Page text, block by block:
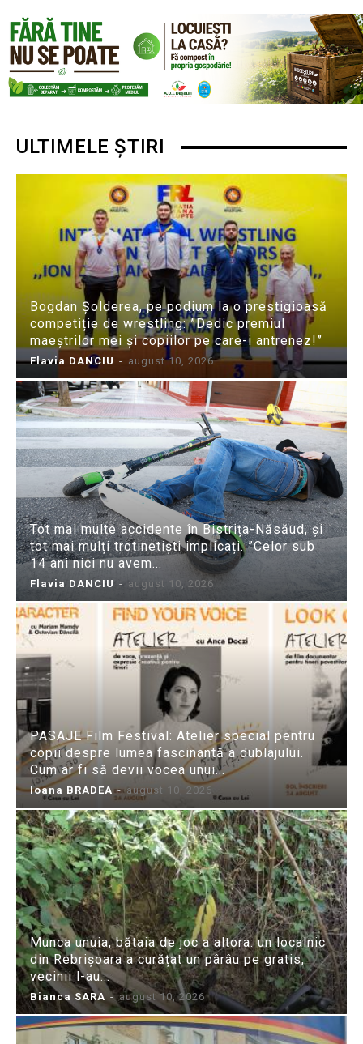
ULTIMELE ȘTIRI
Bogdan Șolderea, pe podium la o prestigioasă
competiție de wrestling: ”Dedic premiul
maeștrilor mei și copiilor pe care-i antrenez!”
Flavia DANCIU - august 10, 2026
Tot mai multe accidente în Bistrița-Năsăud, și
tot mai mulți trotinetiști implicați. ”Celor sub
14 ani nici nu avem...
Flavia DANCIU - august 10, 2026
PASAJE Film Festival: Atelier special pentru
copii despre lumea fascinantă a dublajului.
Cum ar fi să devii vocea unui...
Ioana BRADEA - august 10, 2026
Munca unuia, bătaia de joc a altora: un localnic
din Rebrișoara a curățat un pârâu pe gratis,
vecinii l-au...
Bianca SARA - august 10, 2026